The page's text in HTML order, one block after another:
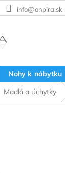
info@onpira.sk
Nohy k nábytku
Madlá a úchytky